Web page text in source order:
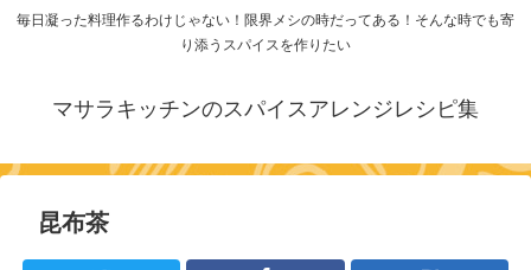
毎日凝った料理作るわけじゃない！限界メシの時だってある！そんな時でも寄
り添うスパイスを作りたい
マサラキッチンのスパイスアレンジレシピ集
昆布茶